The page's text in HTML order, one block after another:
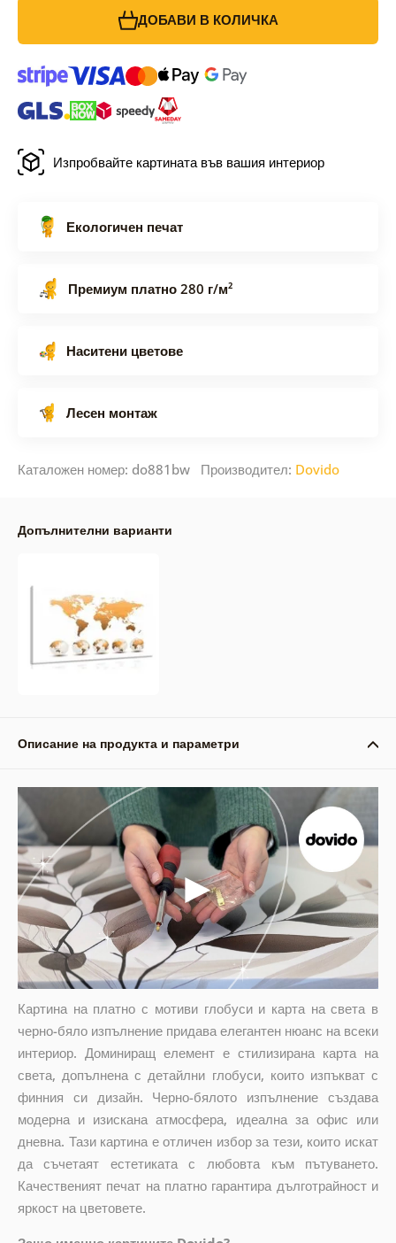
ДОБАВИ В КОЛИЧКА
Изпробвайте картината във вашия интериор
Екологичен печат
Премиум платно 280 г/м²
Наситени цветове
Лесен монтаж
Каталожен номер: do881bw Производител: Dovido
Допълнителни варианти
Описание на продукта и параметри
Картина на платно с мотиви глобуси и карта на света в
черно-бяло изпълнение придава елегантен нюанс на всеки
интериор. Доминиращ елемент е стилизирана карта на
света, допълнена с детайлни глобуси, които изпъкват с
финния си дизайн. Черно-бялото изпълнение създава
модерна и изискана атмосфера, идеална за офис или
дневна. Тази картина е отличен избор за тези, които искат
да съчетаят естетиката с любовта към пътуването.
Качественият печат на платно гарантира дълготрайност и
яркост на цветовете.